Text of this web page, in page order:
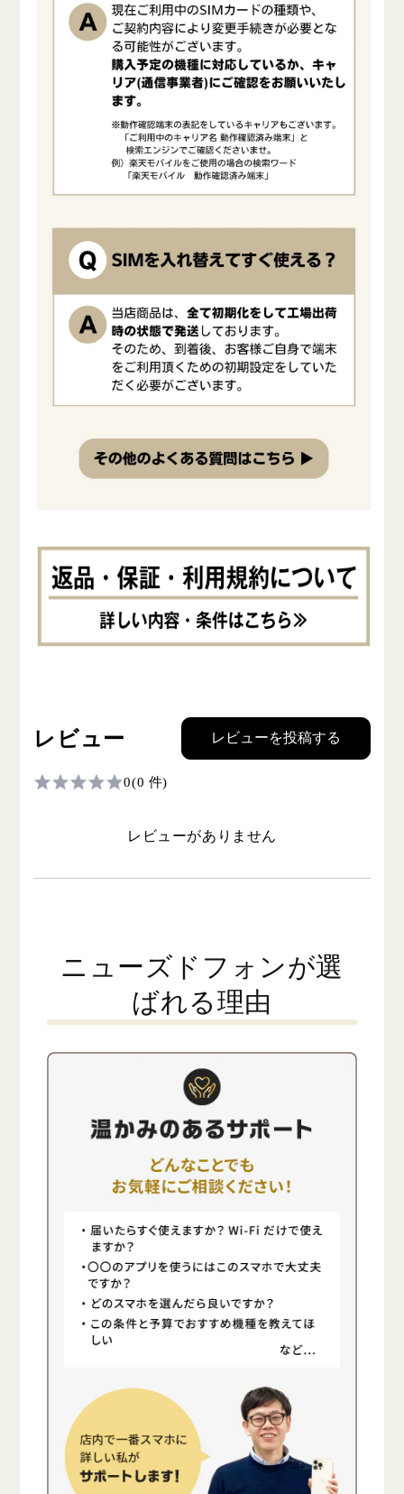
レビュー レビューを投稿する
0(0 件)
レビューがありません
ニューズドフォンが選
ばれる理由